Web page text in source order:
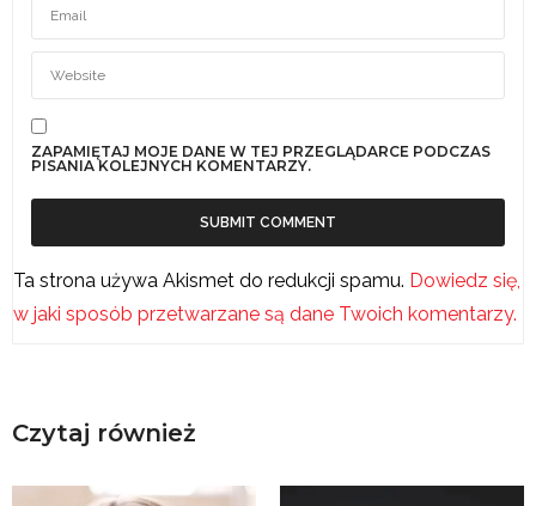
ZAPAMIĘTAJ MOJE DANE W TEJ PRZEGLĄDARCE PODCZAS
PISANIA KOLEJNYCH KOMENTARZY.
Ta strona używa Akismet do redukcji spamu. Dowiedz się,
w jaki sposób przetwarzane są dane Twoich komentarzy.
Czytaj również